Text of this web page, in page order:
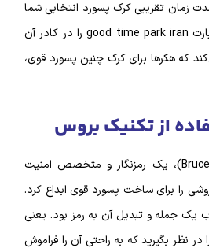
زمان تقریبی کرک پسورد انتخابی شما
را برآورد می‌کند. مثلاً اگر عبارت good time park iran را در کادر آن
که هکر‌ها برای کرک چنین پسورد قوی،
از تکنیک بروس
(Bruce Schneier)، یک رمز‌نگار و متخصص امنیت
را برای ساخت پسورد قوی ابداع کرد.
یک جمله و تبدیل آن به رمز بود. یعنی
در نظر بگیرید که به راحتی آن را فراموش